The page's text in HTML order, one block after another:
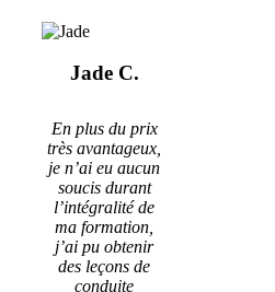
Jade C.
En plus du prix
très avantageux,
je n’ai eu aucun
soucis durant
l’intégralité de
ma formation,
j’ai pu obtenir
des leçons de
conduite